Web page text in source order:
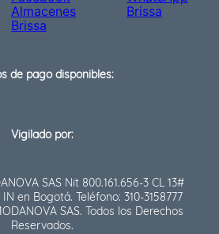
de pago disponibles:
Vigilado por:
SAS Nit 800.161.656-3 CL 13#
en Bogotá. Teléfono: 310-3158777
SAS. Todos los Derechos
Reservados.